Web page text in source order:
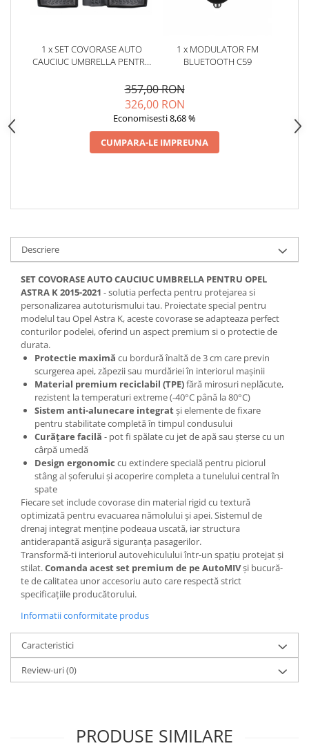
Pneumatice
Uleiuri si Lichide Auto
Aditivi DPF, Sistem Racire si
Curatare si Detailing Interior
Vopsitorie, Chituri si Adezivi
Curatare si Detailing Exterior
Articole Auto Sezoniere
Produse de Iarna
Cabluri Pornire
Produse de Vara
Blog
1 x SET COVORASE AUTO
CAUCIUC UMBRELLA PENTRU
1 x MODULATOR FM
BLUETOOTH C59
357,00 RON
326,00 RON
Economisesti 8,68 %
CUMPARA-LE IMPREUNA
Descriere
SET COVORASE AUTO CAUCIUC UMBRELLA PENTRU OPEL
ASTRA K 2015-2021 - solutia perfecta pentru protejarea si
personalizarea autoturismului tau. Proiectate special pentru
modelul tau Opel Astra K, aceste covorase se adapteaza perfect
conturilor podelei, oferind un aspect premium si o protectie de
durata.
Protectie maximă cu bordură înaltă de 3 cm care previn
scurgerea apei, zăpezii sau murdăriei în interiorul mașinii
Material premium reciclabil (TPE)fără mirosuri neplăcute,
rezistent la temperaturi extreme (-40°C până la 80°C)
Sistem anti-alunecare integratși elemente de fixare
pentru stabilitate completă în timpul condusului
Curățare facilă - pot fi spălate cu jet de apă sau șterse cu un
cârpă umedă
Design ergonomic cu extindere specială pentru piciorul
stâng al șoferului și acoperire completa a tunelului central în
spate
Fiecare set include covorase din material rigid cu textură
optimizată pentru evacuarea nămolului și apei. Sistemul de
drenaj integrat menține podeaua uscată, iar structura
antiderapantă asigură siguranța pasagerilor.
Transformă-ti interiorul autovehiculului într-un spațiu protejat și
stilat.Comanda acest set premium de pe AutoMIVși bucură-
te de calitatea unor accesoriu auto care respectă strict
specificațiile producătorului.
Informatii conformitate produs
Caracteristici
Review-uri(0)
PRODUSE SIMILARE